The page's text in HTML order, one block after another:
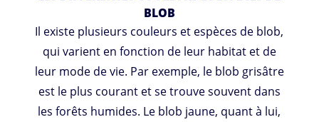
BLOB
Il existe plusieurs couleurs et espèces de blob,
qui varient en fonction de leur habitat et de
leur mode de vie. Par exemple, le blob grisâtre
est le plus courant et se trouve souvent dans
les forêts humides. Le blob jaune, quant à lui,